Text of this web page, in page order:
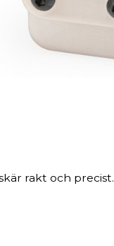
rakt och precist.